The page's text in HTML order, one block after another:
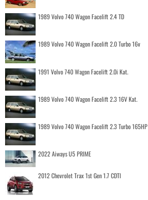
1989 Volvo 740 Wagon Facelift 2.4 TD
1989 Volvo 740 Wagon Facelift 2.0 Turbo 16v
1991 Volvo 740 Wagon Facelift 2.0i Kat.
1989 Volvo 740 Wagon Facelift 2.3 16V Kat.
1989 Volvo 740 Wagon Facelift 2.3 Turbo 165HP
2022 Aiways U5 PRIME
2012 Chevrolet Trax 1st Gen 1.7 CDTI